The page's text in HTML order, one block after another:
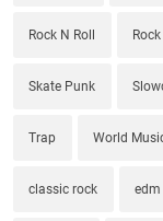
Rock N Roll
Skate Punk
Trap World
classic rock edm